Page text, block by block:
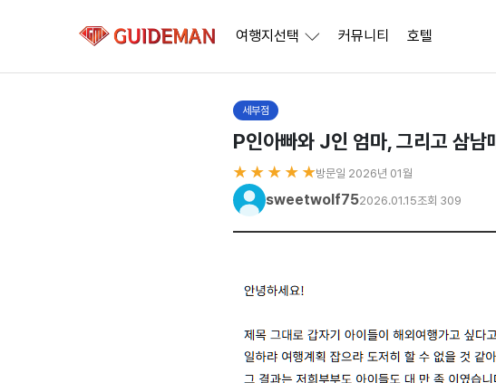
여행지선택 커뮤니티 호텔
세부점
P인아빠와 J인 엄마, 그리고 삼
★ ★ ★ ★ ★방문일 2026년 01월
sweetwolf752026.01.15조회 309